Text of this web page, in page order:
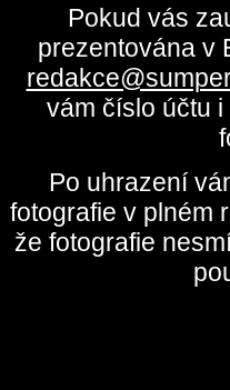
Pokud vás
prezentována v
vám číslo účtu
Po uhrazení
fotografie v plném
že fotografie